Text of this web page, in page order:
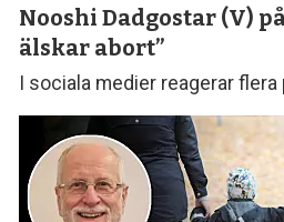
Nooshi Dadgostar (V)
älskar abort”
I sociala medier reagerar flera